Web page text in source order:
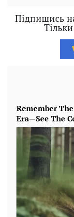
Підпишись